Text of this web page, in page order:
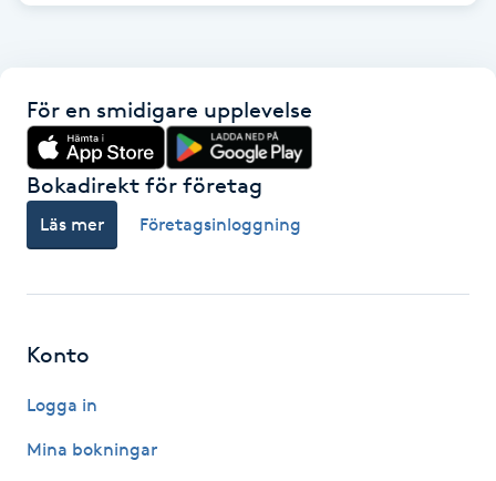
Hårborttagning
Hårbottenbehandling
Hälsprickor
För en smidigare upplevelse
Bokadirekt för företag
Läs mer Företagsinloggning
Konto
Logga in
Mina bokningar